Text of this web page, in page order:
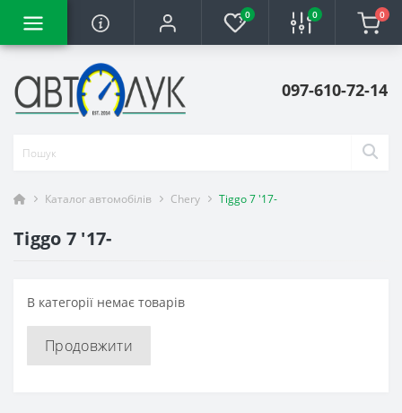
0 0 0
097-610-72-14
Каталог автомобілів Chery Tiggo 7 '17-
Tiggo 7 '17-
В категорії немає товарів
Продовжити